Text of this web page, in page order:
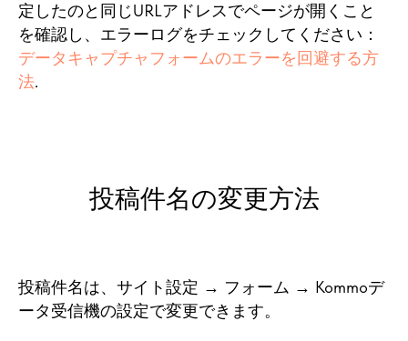
定したのと同じURLアドレスでページが開くこと
を確認し、エラーログをチェックしてください：
データキャプチャフォームのエラーを回避する方
法.
投稿件名の変更方法
投稿件名は、サイト設定 → フォーム → Kommoデ
ータ受信機の設定で変更できます。